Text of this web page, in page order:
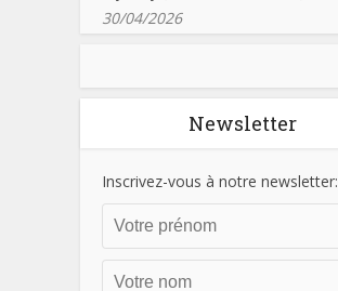
30/04/2026
Newsletter
Inscrivez-vous à notre newsletter: